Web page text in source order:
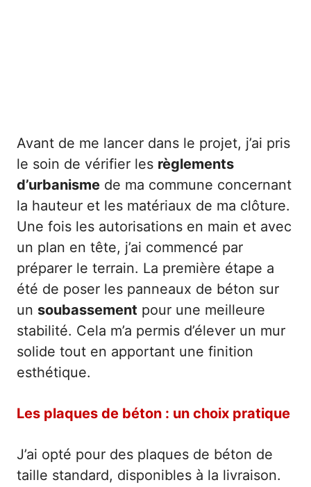
Avant de me lancer dans le projet, j’ai pris
le soin de vérifier les règlements
d’urbanisme de ma commune concernant
la hauteur et les matériaux de ma clôture.
Une fois les autorisations en main et avec
un plan en tête, j’ai commencé par
préparer le terrain. La première étape a
été de poser les panneaux de béton sur
un soubassement pour une meilleure
stabilité. Cela m’a permis d’élever un mur
solide tout en apportant une finition
esthétique.
Les plaques de béton : un choix pratique
J’ai opté pour des plaques de béton de
taille standard, disponibles à la livraison.